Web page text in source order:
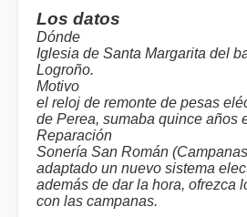
Los datos
Dónde
Iglesia de Santa Margarita del
Logroño.
Motivo
el reloj de remonte de pesas
de Perea, sumaba quince años
Reparación
Sonería San Román
adaptado un nuevo sistema
además de dar la hora, ofrezca
con las campanas.